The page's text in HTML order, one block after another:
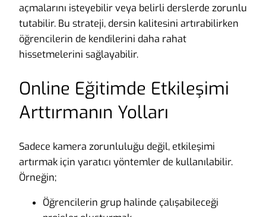
açmalarını isteyebilir veya belirli derslerde zorunlu
tutabilir. Bu strateji, dersin kalitesini artırabilirken
öğrencilerin de kendilerini daha rahat
hissetmelerini sağlayabilir.
Online Eğitimde Etkileşimi
Arttırmanın Yolları
Sadece kamera zorunluluğu değil, etkileşimi
artırmak için yaratıcı yöntemler de kullanılabilir.
Örneğin;
Öğrencilerin grup halinde çalışabileceği